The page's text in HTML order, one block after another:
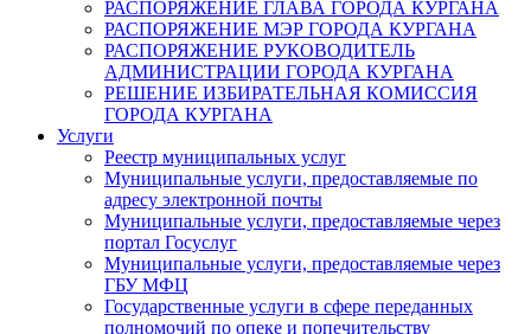
РАСПОРЯЖЕНИЕ ГЛАВА ГОРОДА КУРГАНА
РАСПОРЯЖЕНИЕ МЭР ГОРОДА КУРГАНА
РАСПОРЯЖЕНИЕ РУКОВОДИТЕЛЬ
АДМИНИСТРАЦИИ ГОРОДА КУРГАНА
РЕШЕНИЕ ИЗБИРАТЕЛЬНАЯ КОМИССИЯ
ГОРОДА КУРГАНА
Услуги
Реестр муниципальных услуг
Муниципальные услуги, предоставляемые по
адресу электронной почты
Муниципальные услуги, предоставляемые через
портал Госуслуг
Муниципальные услуги, предоставляемые через
ГБУ МФЦ
Государственные услуги в сфере переданных
полномочий по опеке и попечительству